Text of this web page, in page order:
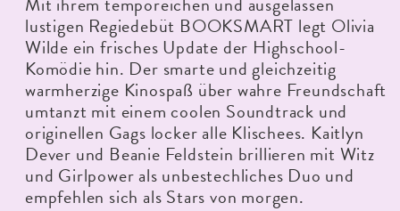
lustigen Regiedebüt BOOKSMART legt Olivia
Wilde ein frisches Update der Highschool-
Komödie hin. Der smarte und gleichzeitig
warmherzige Kinospaß über wahre Freundschaft
umtanzt mit einem coolen Soundtrack und
originellen Gags locker alle Klischees. Kaitlyn
Dever und Beanie Feldstein brillieren mit Witz
und Girlpower als unbestechliches Duo und
empfehlen sich als Stars von morgen.